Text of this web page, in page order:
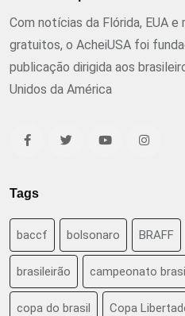
Com notícias da Flórida, EUA
gratuitos, o AcheiUSA foi
publicação dirigida aos
Unidos da América
Tags
baccf bolsonaro BRAFF
brasileirão campeonato
copa do brasil Copa